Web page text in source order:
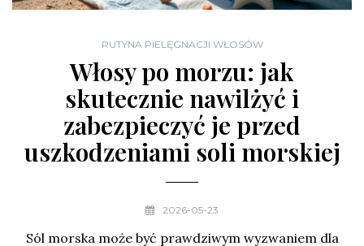
RUTYNA PIELĘGNACJI WŁOSÓW
Włosy po morzu: jak
skutecznie nawilżyć i
zabezpieczyć je przed
uszkodzeniami soli morskiej
2026-05-23
Sól morska może być prawdziwym wyzwaniem dla